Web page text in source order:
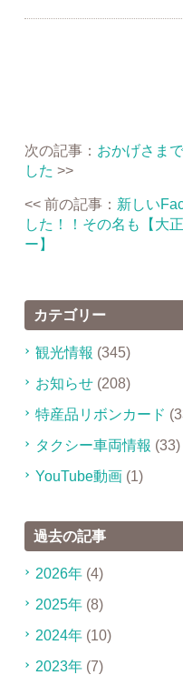
次の記事： おかげさま
した >>
<< 前の記事： 新しい
した！！その名も【大
ー】
カテゴリー
観光情報 (345)
お知らせ(208)
特産品リボンカード
タクシー車両情報 (33)
YouTube動画(1)
過去の記事
2026年(4)
2025年(8)
2024年(10)
2023年(7)